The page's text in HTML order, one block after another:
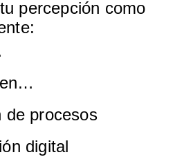
percepción como
de procesos
digital